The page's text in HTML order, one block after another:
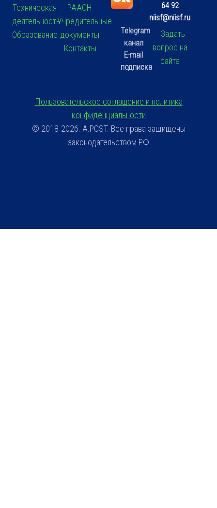
Техническая
деятельность
Образование
РААСН
Учредительные
документы
Контакты
Telegram
канал
E-mail
подписка
64 92
niisf@niisf.ru
Задать
вопрос на
сайте
Пользовательское соглашение и политика
конфиденциальности
© 2018-2026. A.POST. Все права защищены
законодательством РФ